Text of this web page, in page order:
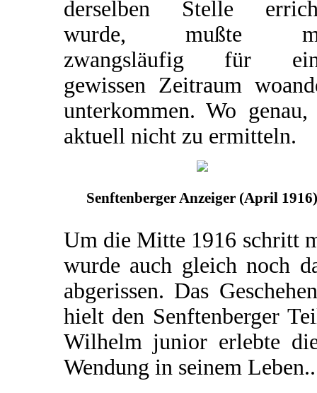
derselben Stelle
wurde, mußte
zwangsläufig für
gewissen Zeitraum
unterkommen. Wo
aktuell nicht zu ermitteln.
Senftenberger Anzeiger (April 1916)
Um die Mitte 1916 schritt
wurde auch gleich noch
abgerissen. Das
hielt den Senftenberger
Wilhelm junior erlebte
Wendung in seinem